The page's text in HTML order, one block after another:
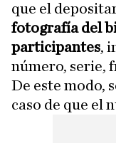
que el
fotografía del
participantes,
número, serie,
De este modo,
caso de que el